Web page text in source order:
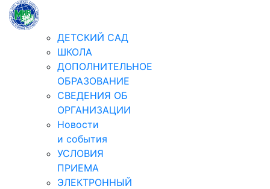
ДЕТСКИЙ САД
ШКОЛА
ДОПОЛНИТЕЛЬНОЕ
ОБРАЗОВАНИЕ
СВЕДЕНИЯ ОБ
ОРГАНИЗАЦИИ
Новости
и события
УСЛОВИЯ
ПРИЕМА
ЭЛЕКТРОННЫЙ